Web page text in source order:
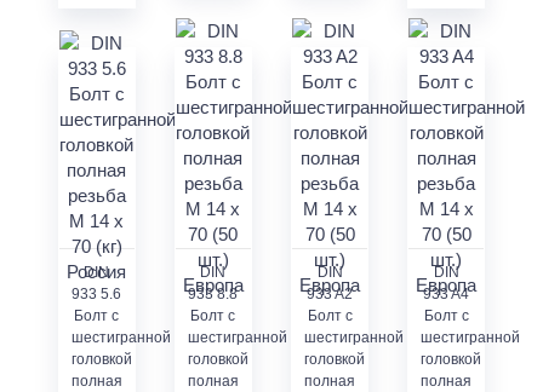
DIN
933 5.6
Болт с
шестигранной
головкой
полная
DIN
933 8.8
Болт с
шестигранной
головкой
полная
DIN
933 A2
Болт с
шестигранной
головкой
полная
DIN
933 A4
Болт с
шестигранной
головкой
полная